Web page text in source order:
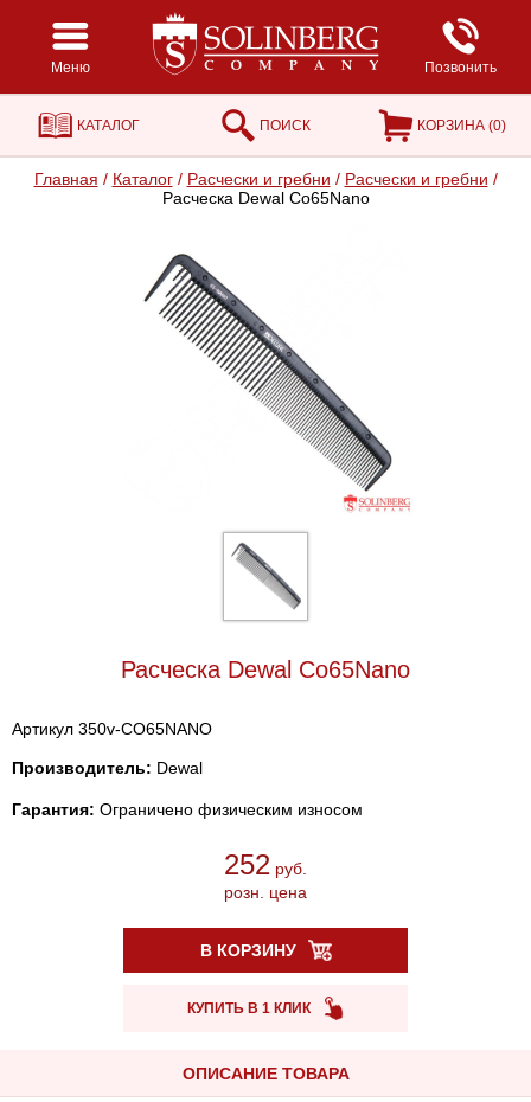
Меню Позвонить
КАТАЛОГ ПОИСК КОРЗИНА (0)
Главная / Каталог / Расчески и гребни / Расчески и гребни /
Расческа Dewal Co65Nano
Расческа Dewal Co65Nano
Артикул 350v-CO65NANO
Производитель: Dewal
Гарантия: Ограничено физическим износом
252 руб.
розн. цена
В КОРЗИНУ
КУПИТЬ В 1 КЛИК
ОПИСАНИЕ ТОВАРА